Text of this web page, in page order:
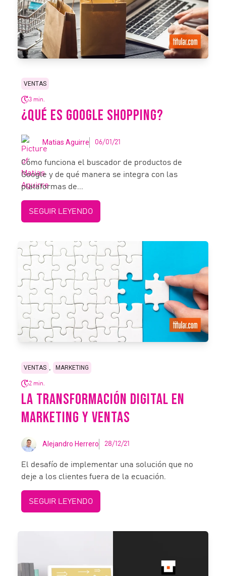
VENTAS
3 min.
¿QUÉ ES GOOGLE SHOPPING?
Matias Aguirre 06/01/21
Cómo funciona el buscador de productos de
Google y de qué manera se integra con las
plataformas de...
SEGUIR LEYENDO
VENTAS MARKETING
2 min.
LA TRANSFORMACIÓN DIGITAL EN
MARKETING Y VENTAS
Alejandro Herrero 28/12/21
El desafío de implementar una solución que no
deje a los clientes fuera de la ecuación.
SEGUIR LEYENDO